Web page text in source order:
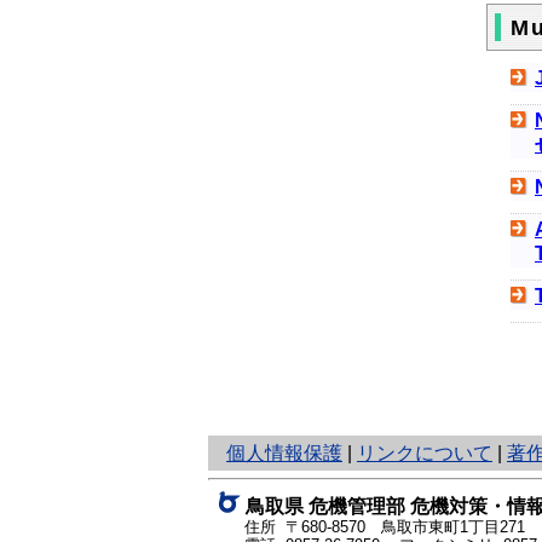
個人情報保護
と
り
ネ
ッ
リンクについて 著
鳥取県 危機管理部 危機対策・情
住所 〒680-8570 鳥取市東町1丁目271